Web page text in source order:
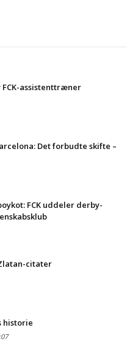
FCK-assistenttræner
Det forbudte skifte –
FCK uddeler derby-
citater
historie